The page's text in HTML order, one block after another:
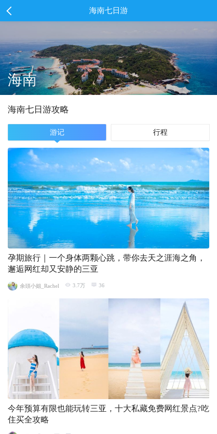
海南七日游
海南
海南七 日游攻略
游记 行程
孕期旅行｜一个身体两颗心跳，带你去天之涯海之角，
邂逅网红却又安静的三亚
余頭小姐_Rachel 3.7万 36
今年预算有限也能玩转三亚，十大私藏免费网红景点?吃
住买全攻略